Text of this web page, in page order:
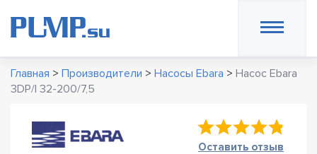
Главная > Производители > Насосы Ebara > Насос Ebara
3DP/I 32-200/7,5
Оставить отзыв